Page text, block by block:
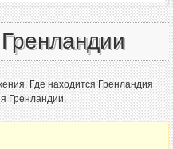
Где находится Гренландия
Гренландии.